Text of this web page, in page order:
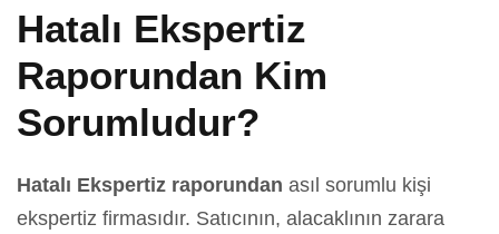
Hatalı Ekspertiz
Raporundan Kim
Sorumludur?
Hatalı Ekspertiz raporundan asıl sorumlu kişi
ekspertiz firmasıdır. Satıcının, alacaklının zarara